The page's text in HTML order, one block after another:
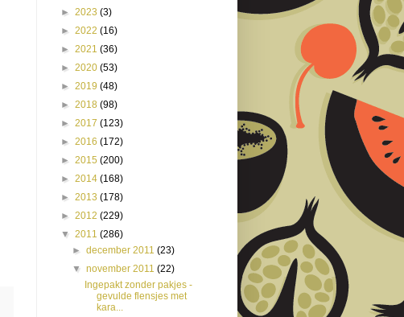
► 2023 (3)
► 2022 (16)
► 2021 (36)
► 2020 (53)
► 2019 (48)
► 2018 (98)
► 2017 (123)
► 2016 (172)
► 2015 (200)
► 2014 (168)
► 2013 (178)
► 2012 (229)
▼ 2011 (286)
►december 2011(23)
▼november 2011(22)
Ingepakt zonder pakjes -
gevulde flensjes met
kara...